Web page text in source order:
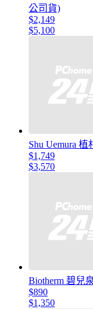
公司貨)
$2,149
$5,100
Shu Uemura
$1,749
$3,570
Biotherm 碧兒
$890
$1,350